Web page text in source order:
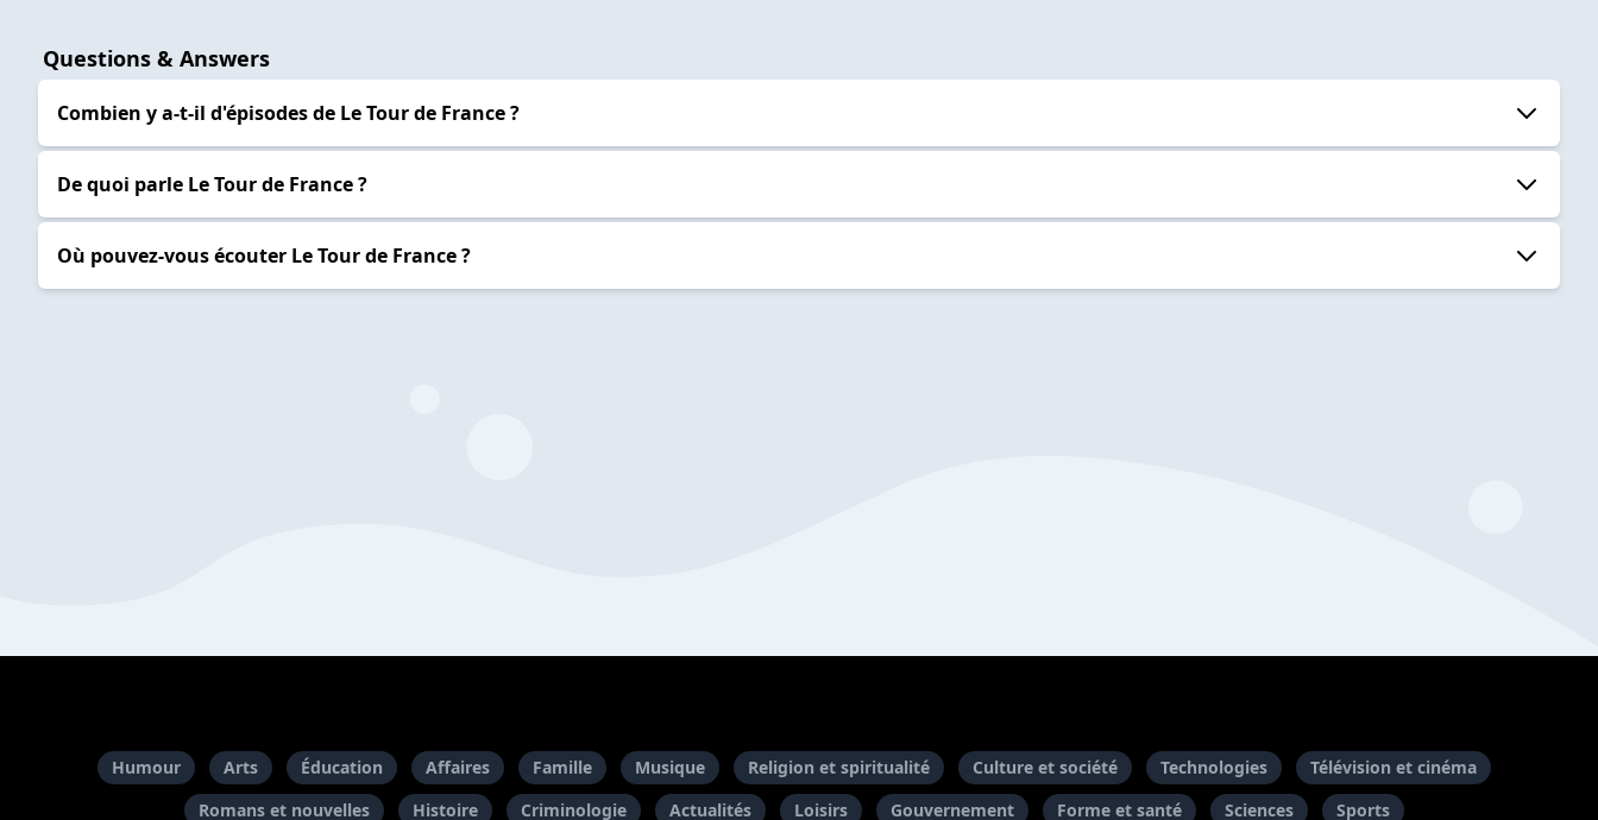
Questions & Answers
Combien y a-t-il d'épisodes de Le Tour de France ?
De quoi parle Le Tour de France ?
Où pouvez-vous écouter Le Tour de France ?
Humour Arts Éducation Affaires Famille Musique Religion et spiritualité Culture et société Technologies
Télévision et cinéma
Romans et nouvelles
Histoire Criminologie Actualités Loisirs Gouvernement Forme et santé Sciences Sports